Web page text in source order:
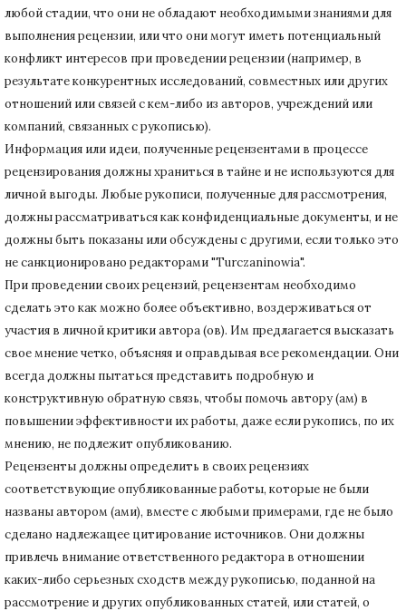
любой стадии, что они не обладают необходимыми знаниями для
выполнения рецензии, или что они могут иметь потенциальный
конфликт интересов при проведении рецензии (например, в
результате конкурентных исследований, совместных или других
отношений или связей с кем-либо из авторов, учреждений или
компаний, связанных с рукописью).
Информация или идеи, полученные рецензентами в процессе
рецензирования должны храниться в тайне и не используются для
личной выгоды. Любые рукописи, полученные для рассмотрения,
должны рассматриваться как конфиденциальные документы, и не
должны быть показаны или обсуждены с другими, если только это
не санкционировано редакторами "Turczaninowia".
При проведении своих рецензий, рецензентам необходимо
сделать это как можно более объективно, воздерживаться от
участия в личной критики автора (ов). Им предлагается высказать
свое мнение четко, объясняя и оправдывая все рекомендации. Они
всегда должны пытаться представить подробную и
конструктивную обратную связь, чтобы помочь автору (ам) в
повышении эффективности их работы, даже если рукопись, по их
мнению, не подлежит опубликованию.
Рецензенты должны определить в своих рецензиях
соответствующие опубликованные работы, которые не были
названы автором (ами), вместе с любыми примерами, где не было
сделано надлежащее цитирование источников. Они должны
привлечь внимание ответственного редактора в отношении
каких-либо серьезных сходств между рукописью, поданной на
рассмотрение и других опубликованных статей, или статей, о